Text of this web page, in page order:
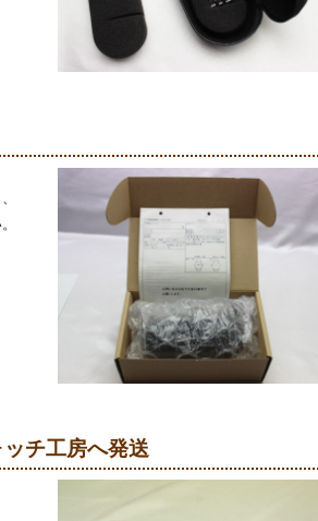
チ工房へ発送